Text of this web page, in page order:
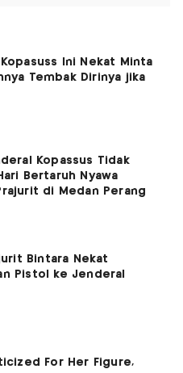
Ini Nekat Minta
Tembak Dirinya jika
Kopassus Tidak
Bertaruh Nyawa
di Medan Perang
Bintara Nekat
Pistol ke Jenderal